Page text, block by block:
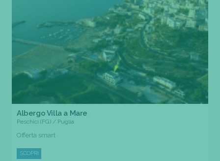
Albergo Villa a Mare
Peschici (FG) / Puglia
Offerta smart
SCOPRI